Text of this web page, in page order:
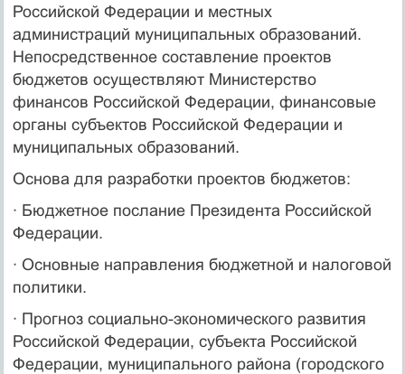
Российской Федерации и местных
администраций муниципальных образований.
Непосредственное составление проектов
бюджетов осуществляют Министерство
финансов Российской Федерации, финансовые
органы субъектов Российской Федерации и
муниципальных образований.
Основа для разработки проектов бюджетов:
· Бюджетное послание Президента Российской
Федерации.
· Основные направления бюджетной и налоговой
политики.
· Прогноз социально-экономического развития
Российской Федерации, субъекта Российской
Федерации, муниципального района (городского